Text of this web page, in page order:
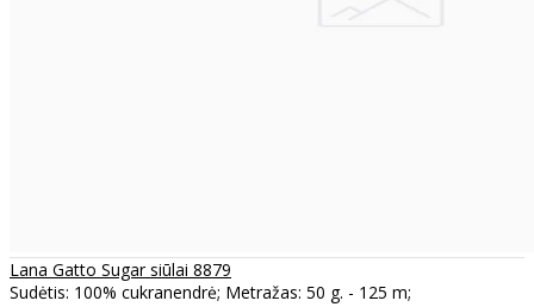
Lana Gatto Sugar siūlai 8879
Sudėtis: 100% cukranendrė; Metražas: 50 g. - 125 m;